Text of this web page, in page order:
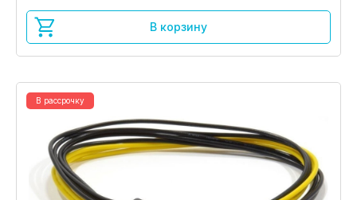
В корзину
В рассрочку